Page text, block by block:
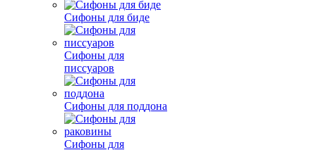
Сифоны для биде
Сифоны для
писсуаров
Сифоны для поддона
Сифоны для